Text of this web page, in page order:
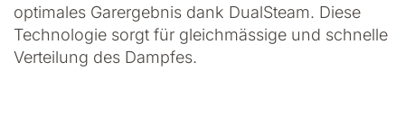
optimales Garergebnis dank DualSteam. Diese
Technologie sorgt für gleichmässige und schnelle
Verteilung des Dampfes.